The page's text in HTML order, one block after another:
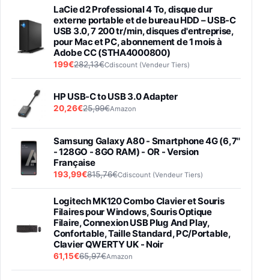
LaCie d2 Professional 4 To, disque dur
externe portable et de bureau HDD – USB-C
USB 3.0, 7 200 tr/min, disques d'entreprise,
pour Mac et PC, abonnement de 1 mois à
Adobe CC (STHA4000800)
199€282,13€Cdiscount (Vendeur Tiers)
HP USB-C to USB 3.0 Adapter
20,26€25,99€Amazon
Samsung Galaxy A80 - Smartphone 4G (6,7''
- 128GO - 8GO RAM) - OR - Version
Française
193,99€815,76€Cdiscount (Vendeur Tiers)
Logitech MK120 Combo Clavier et Souris
Filaires pour Windows, Souris Optique
Filaire, Connexion USB Plug And Play,
Confortable, Taille Standard, PC/Portable,
Clavier QWERTY UK - Noir
61,15€65,97€Amazon